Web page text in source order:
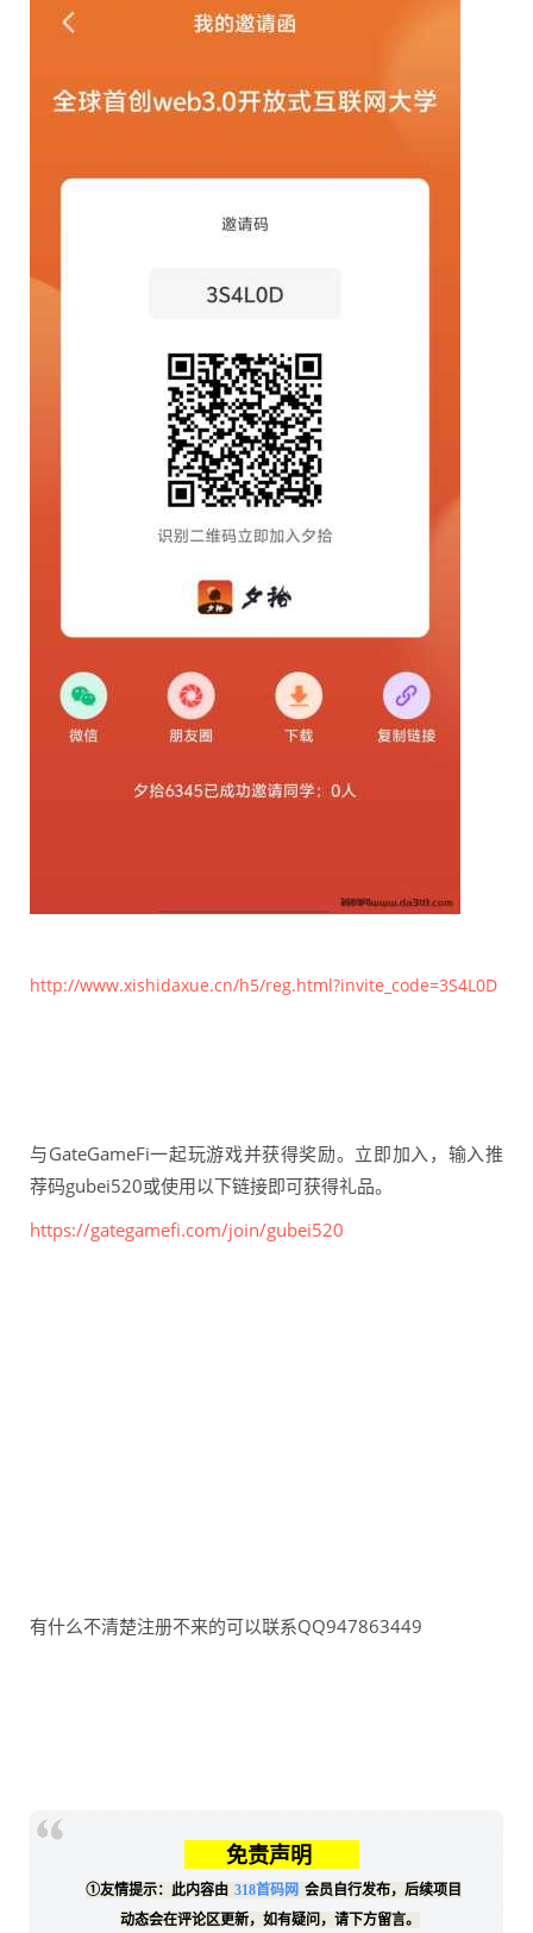
http://www.xishidaxue.cn/h5/reg.html?invite_code=3S4L0D
与GateGameFi一起玩游戏并获得奖励。立即加入，输入推
荐码gubei520或使用以下链接即可获得礼品。
https://gategamefi.com/join/gubei520
有什么不清楚注册不来的可以联系QQ947863449
免责声明
①友情提示：此内容由 318首码网 会员自行发布，后续项目
动态会在评论区更新，如有疑问，请下方留言。